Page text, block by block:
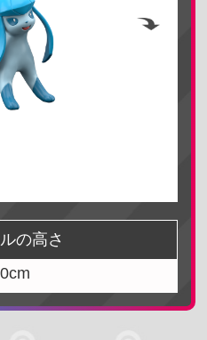
ウト地方
ラ地方
ア地方
の高さ